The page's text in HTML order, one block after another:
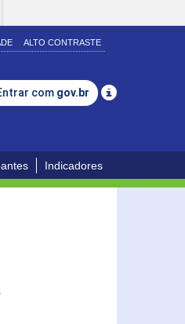
ALTO CONTRASTE
com gov.br
Indicadores